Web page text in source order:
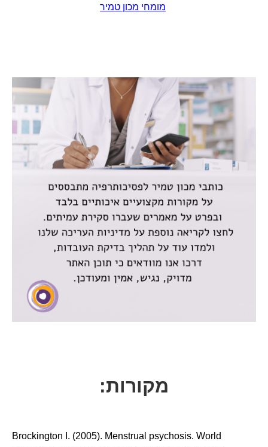
מומחי מכון טמיר
מקורות:
Brockington I. (2005). Menstrual psychosis. World